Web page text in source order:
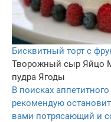
Бисквитный торт с
Творожный сыр Яйцо
пудра Ягоды
В поисках
рекомендую
вами потрясающий и